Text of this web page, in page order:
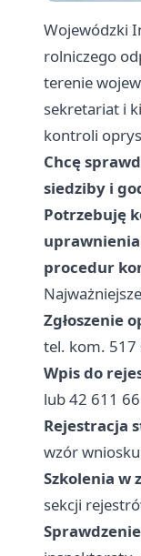
Wojewódzki
rolniczego
terenie
sekretariat i
kontroli
Chcę
siedziby i
Potrzebuję
procedur
Zgłoszenie
tel. kom. 517
Wpis do
lub 42 611
Rejestracja
wzór
Szkolenia w
sekcji